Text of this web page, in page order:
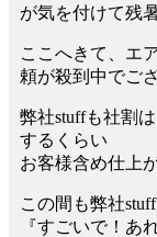
が気を付けて残
ここへきて、エ
頼が殺到中でご
弊社stuffも社割
するくらい
お客様含め仕上
この間も弊社
『すごいで！あ